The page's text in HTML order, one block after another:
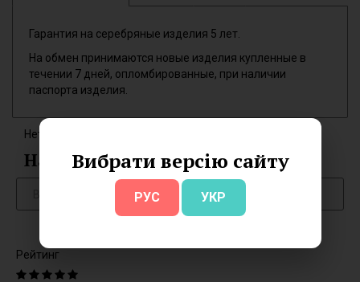
Вибрати версію сайту
РУС УКР
Гарантия на серебряные изделия 5 лет.
На обмен принимаются новые изделия купленные в
течении 7 дней, опломбированные, при наличии
паспорта изделия.
Нет отзывов об этом товаре.
Написать отзыв
Рейтинг